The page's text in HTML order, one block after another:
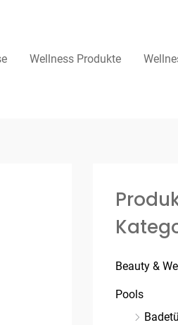
Wellness Produkte
Beauty &
Pools